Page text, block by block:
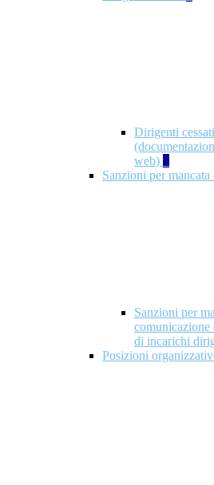
Dirigenti
web) 1
Sanzioni per
Sanzioni per
comunicazione
di incarichi
Posizioni